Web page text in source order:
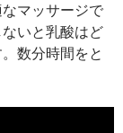
マッサージで
いと乳酸はど
数分時間をと